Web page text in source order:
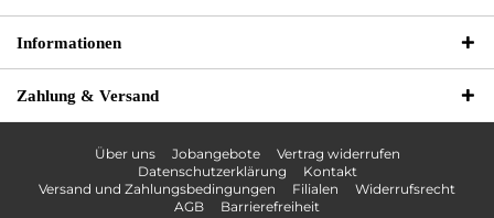
Informationen
Zahlung & Versand
Über uns Jobangebote
Vertrag widerrufen
Datenschutzerklärung
Kontakt
Versand und Zahlungsbedingungen
Filialen
Widerrufsrecht
AGB
Barrierefreiheit